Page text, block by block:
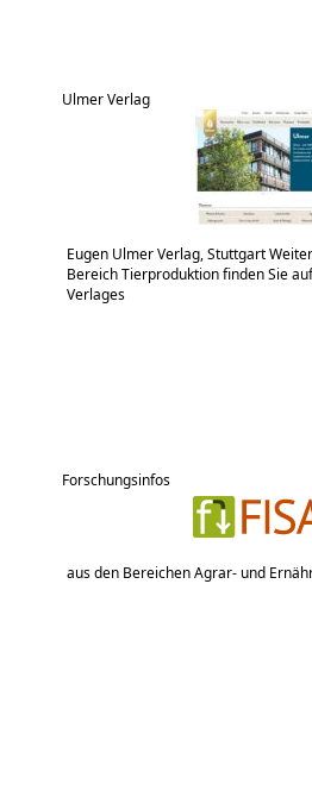
Ulmer Verlag
Eugen Ulmer Verlag, Stuttgart
Bereich Tierproduktion finden Sie
Verlages
Forschungsinfos
aus den Bereichen Agrar- und